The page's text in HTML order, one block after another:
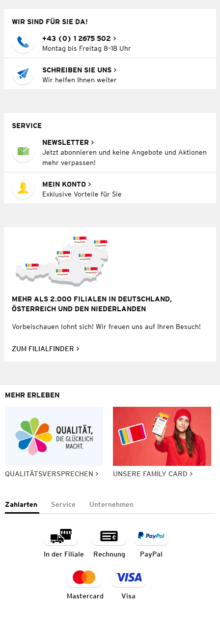
WIR SIND FÜR SIE DA!
+43 (0) 1 2675 502
Montag bis Freitag 8–18 Uhr
SCHREIBEN SIE UNS
Wir helfen Ihnen weiter
SERVICE
NEWSLETTER
Jetzt abonnieren und keine Angebote und Aktionen
mehr verpassen!
MEIN KONTO
Exklusive Vorteile für Sie
MEHR ALS 2.000 FILIALEN IN DEUTSCHLAND,
ÖSTERREICH UND DEN NIEDERLANDEN
Vorbeischauen lohnt sich! Wir freuen uns auf Ihren Besuch!
ZUM FILIALFINDER
MEHR ERLEBEN
QUALITÄTSVERSPRECHEN UNSERE FAMILY CARD
Zahlarten Service Unternehmen
In der Filiale Rechnung PayPal
Mastercard Visa